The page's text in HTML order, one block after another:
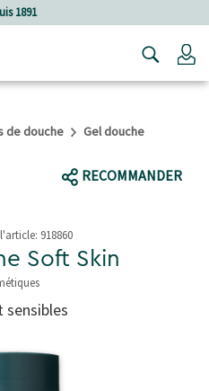
1891
de douche
Gel douche
RECOMMANDER
918860
Soft Skin
sensibles